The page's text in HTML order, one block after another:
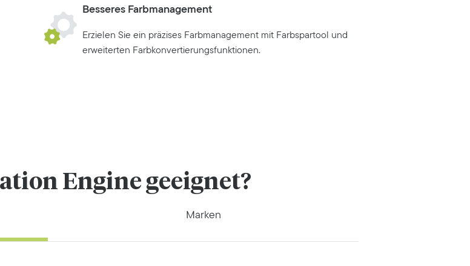
Besseres Farbmanagement
Erzielen Sie ein präzises Farbmanagement mit Farbspartool und
erweiterten Farbkonvertierungsfunktionen.
Engine geeignet?
Marken